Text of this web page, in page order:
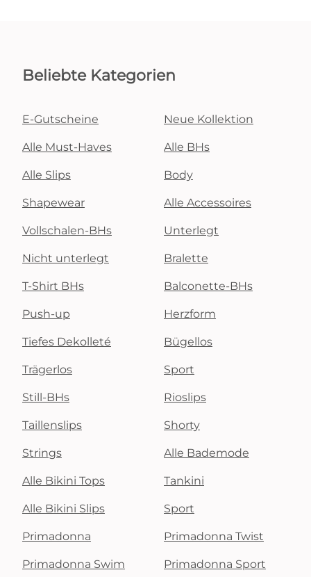
Beliebte Kategorien
E-Gutscheine Neue Kollektion
Alle Must-Haves Alle BHs
Alle Slips Body
Shapewear Alle Accessoires
Vollschalen-BHs Unterlegt
Nicht unterlegt Bralette
T-Shirt BHs Balconette-BHs
Push-up Herzform
Tiefes Dekolleté Bügellos
Trägerlos Sport
Still-BHs Rioslips
Taillenslips Shorty
Strings Alle Bademode
Alle Bikini Tops Tankini
Alle Bikini Slips Sport
Primadonna Primadonna Twist
Primadonna Swim Primadonna Sport